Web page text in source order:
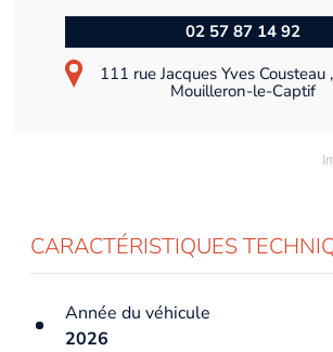
02 57 87 14 92
111 rue Jacques Yves
Mouilleron-le-Captif
CARACTÉRISTIQUES
Année du véhicule
2026